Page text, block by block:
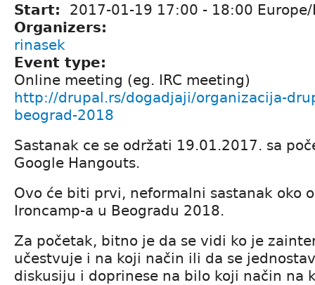
Start: 2017-01-19 17:00 - 18:00
Organizers:
rinasek
Event type:
Online meeting (eg. IRC meeting)
http://drupal.rs/dogadjaji/organizacija-
beograd-2018
Sastanak ce se održati 19.01.2017. sa
Google Hangouts.
Ovo će biti prvi, neformalni sastanak oko
Ironcamp-a u Beogradu 2018.
Za početak, bitno je da se vidi ko je
učestvuje i na koji način ili da se
diskusiju i doprinese na bilo koji način na